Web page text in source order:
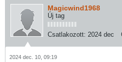
Magicwind1968
Új tag
Csatlakozott: 2024 dec
2024 dec. 10, 09:19